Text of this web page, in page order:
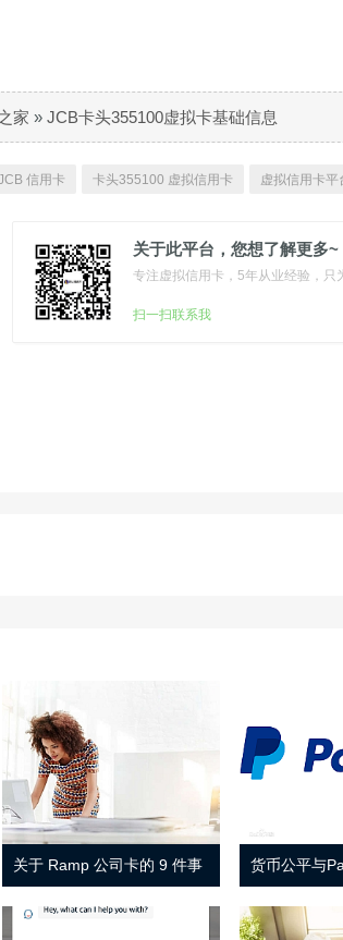
家 » JCB卡头355100虚拟卡基础信息
信用卡 卡头355100 虚拟信用卡 虚拟信用卡平
关于此平台，您想了解更多~
专注虚拟信用卡，5年从业经验，只
扫一扫联系我
关于 Ramp 公司卡的 9 件事 货币公平与